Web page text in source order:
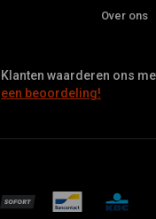
Over ons
Klanten waarderen ons
een beoordeling!